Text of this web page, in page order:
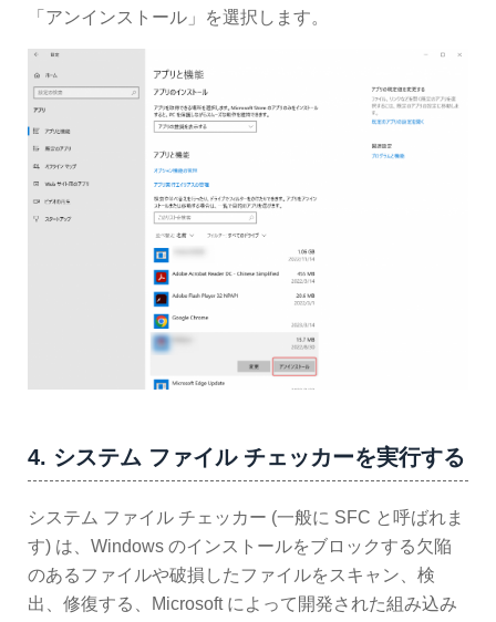
「アンインストール」を選択します。
4. システム ファイル チェッカーを実行する
システム ファイル チェッカー (一般に SFC と呼ばれま
す) は、Windows のインストールをブロックする欠陥
のあるファイルや破損したファイルをスキャン、検
出、修復する、Microsoft によって開発された組み込み